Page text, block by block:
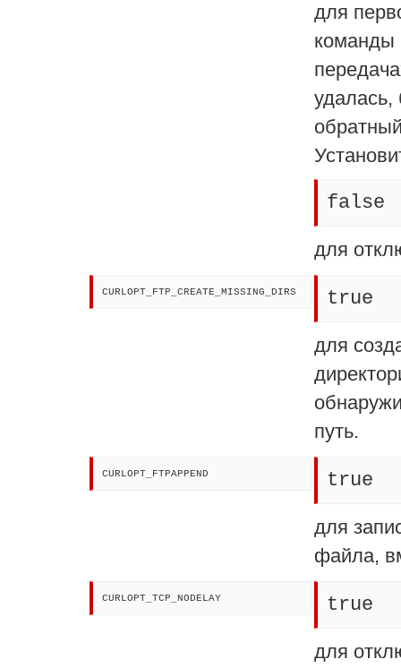
для
команды
удалась,
false
для
CURLOPT_FTP_CREATE_MISSING_DIRS true
для
путь.
CURLOPT_FTPAPPEND true
для
файла,
CURLOPT_TCP_NODELAY true
для